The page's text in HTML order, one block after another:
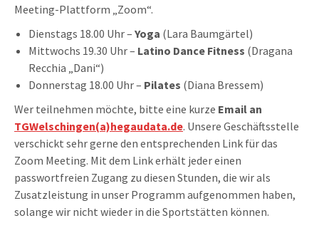
Meeting-Plattform „Zoom“.
Dienstags 18.00 Uhr – Yoga (Lara Baumgärtel)
Mittwochs 19.30 Uhr – Latino Dance Fitness (Dragana
Recchia „Dani“)
Donnerstag 18.00 Uhr – Pilates (Diana Bressem)
Wer teilnehmen möchte, bitte eine kurze Email an
TGWelschingen(a)hegaudata.de. Unsere Geschäftsstelle
verschickt sehr gerne den entsprechenden Link für das
Zoom Meeting. Mit dem Link erhält jeder einen
passwortfreien Zugang zu diesen Stunden, die wir als
Zusatzleistung in unser Programm aufgenommen haben,
solange wir nicht wieder in die Sportstätten können.